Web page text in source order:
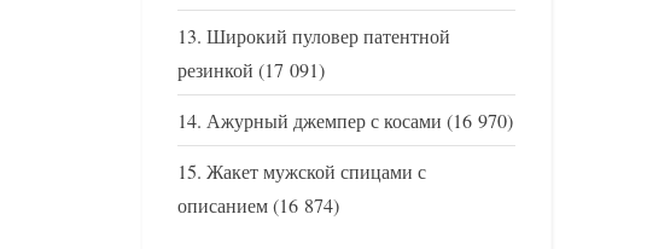
Широкий пуловер патентной
резинкой (17 091)
Ажурный джемпер с косами (16 970)
Жакет мужской спицами с
описанием(16 874)